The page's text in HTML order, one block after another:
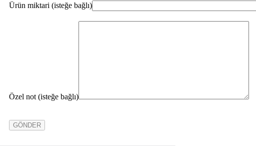
Ürün miktari (isteğe bağlı)
Özel not (isteğe bağlı)